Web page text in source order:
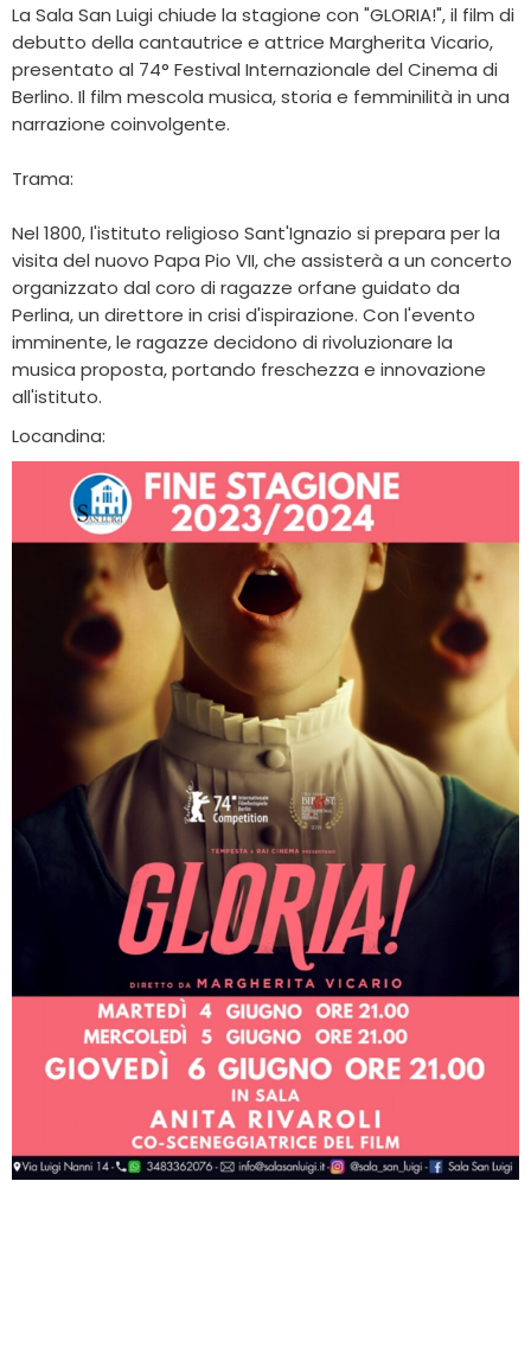
La Sala San Luigi chiude la stagione con "GLORIA!", il film di
debutto della cantautrice e attrice Margherita Vicario,
presentato al 74° Festival Internazionale del Cinema di
Berlino. Il film mescola musica, storia e femminilità in una
narrazione coinvolgente.
Trama:
Nel 1800, l'istituto religioso Sant'Ignazio si prepara per la
visita del nuovo Papa Pio VII, che assisterà a un concerto
organizzato dal coro di ragazze orfane guidato da
Perlina, un direttore in crisi d'ispirazione. Con l'evento
imminente, le ragazze decidono di rivoluzionare la
musica proposta, portando freschezza e innovazione
all'istituto.
Locandina: